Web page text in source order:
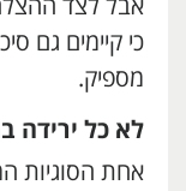
אבל לצד
כי קיימים גם
מספיק.
לא כל ירידה
אחת הסוגיות